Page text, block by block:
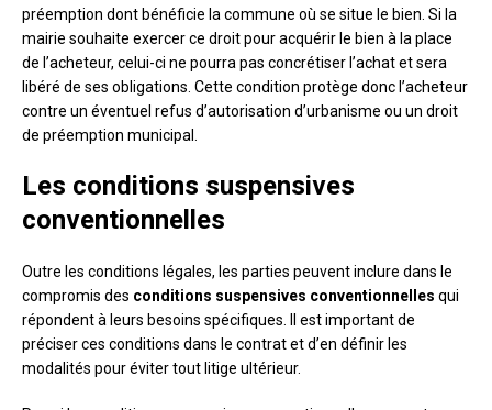
préemption dont bénéficie la commune où se situe le bien. Si la
mairie souhaite exercer ce droit pour acquérir le bien à la place
de l’acheteur, celui-ci ne pourra pas concrétiser l’achat et sera
libéré de ses obligations. Cette condition protège donc l’acheteur
contre un éventuel refus d’autorisation d’urbanisme ou un droit
de préemption municipal.
Les conditions suspensives
conventionnelles
Outre les conditions légales, les parties peuvent inclure dans le
compromis des conditions suspensives conventionnelles qui
répondent à leurs besoins spécifiques. Il est important de
préciser ces conditions dans le contrat et d’en définir les
modalités pour éviter tout litige ultérieur.